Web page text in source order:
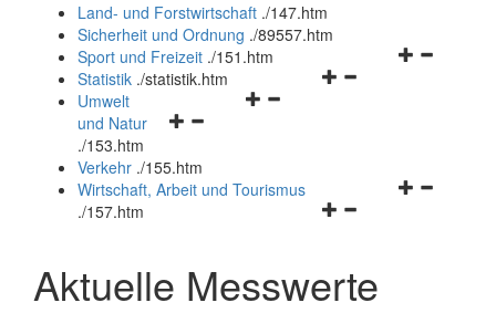
und
schließen
Land- und Forstwirtschaft ./147.htm
Sicherheit und Ordnung ./89557.htm
Navigationsmenü
Sport und Freizeit ./151.htm
Navigationsmenü
Statistik ./statistik.htm
Navigationsmenü
und
schließen
Umwelt
und Natur
./153.htm
Verkehr ./155.htm
Navigationsmenü
schließen
Wirtschaft, Arbeit und Tourismus
./157.htm
Aktuelle Messwerte